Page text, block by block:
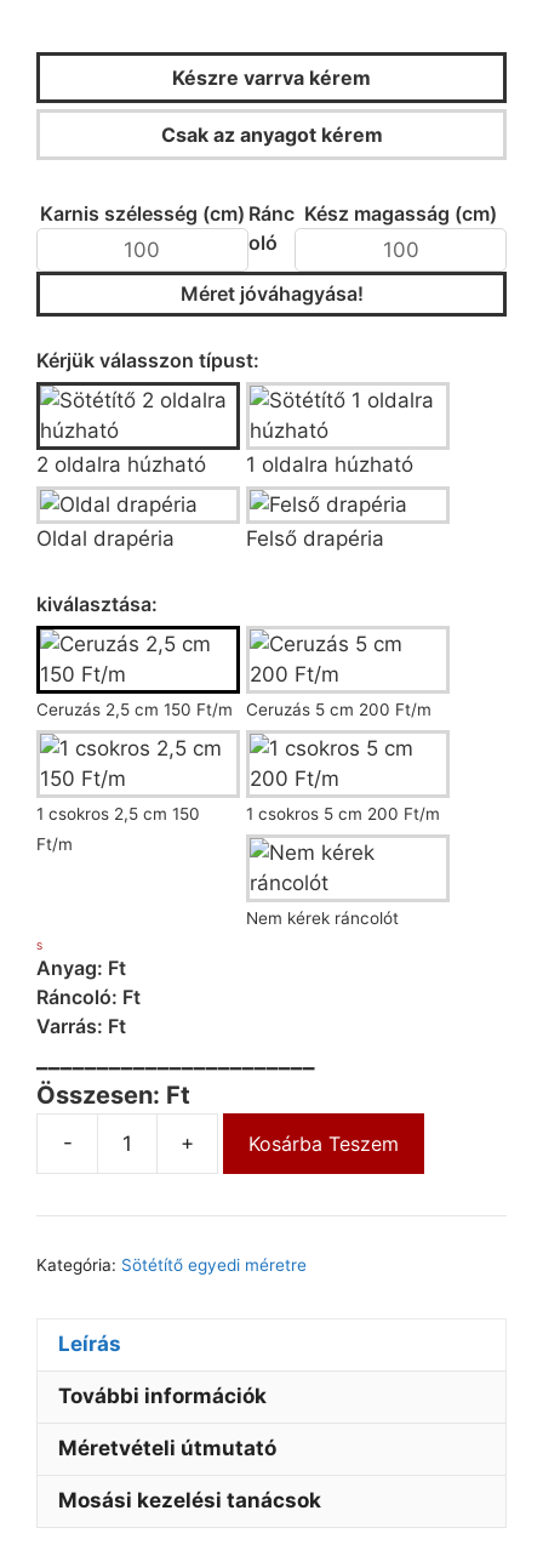
Készre varrva kérem
Csak az anyagot kérem
Karnis szélesség (cm) Kész magasság (cm)
Méret jóváhagyása!
Kérjük válasszon típust:
2 oldalra húzható 1 oldalra húzható
Oldal drapéria
Felső drapéria
Ránc
oló
kiválasztása:
Ceruzás 2,5 cm 150 Ft/m Ceruzás 5 cm 200 Ft/m
1 csokros 2,5 cm 150
Ft/m
1 csokros 5 cm 200 Ft/m
Nem kérek ráncolót
S
Anyag: Ft
Ráncoló: Ft
Varrás: Ft
Összesen: Ft
- + Kosárba Teszem
Kategória: Sötétítő egyedi méretre
Leírás
További információk
Méretvételi útmutató
Mosási kezelési tanácsok